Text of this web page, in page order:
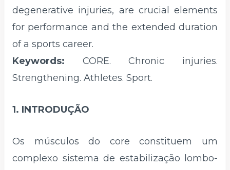
degenerative injuries, are crucial elements
for performance and the extended duration
of a sports career.
Keywords: CORE. Chronic injuries.
Strengthening. Athletes. Sport.
1. INTRODUÇÃO
Os músculos do core constituem um
complexo sistema de estabilização lombo-